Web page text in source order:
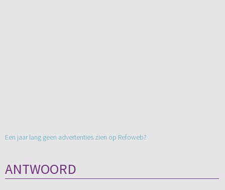
Een jaar lang geen advertenties zien op Refoweb?
ANTWOORD